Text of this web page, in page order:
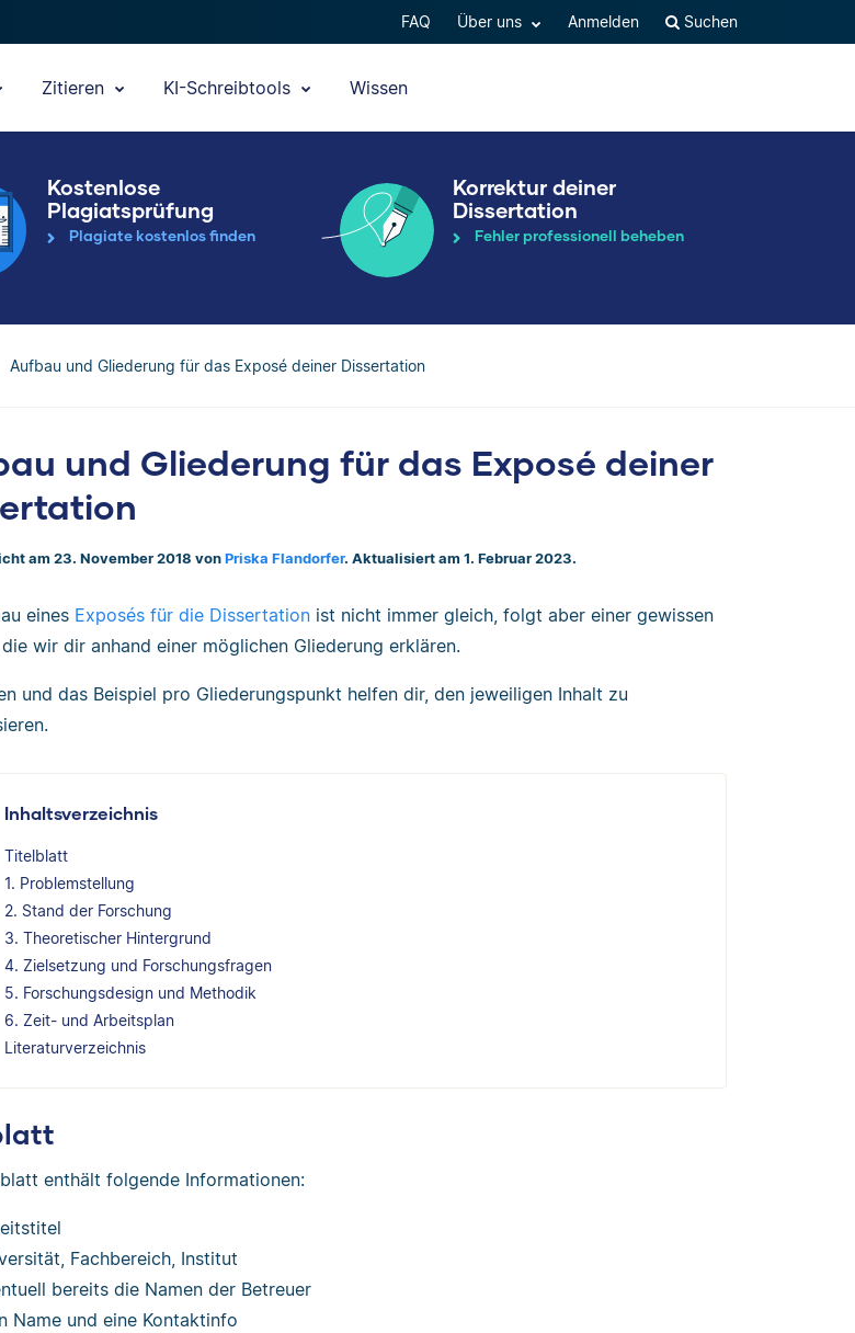
FAQ Über uns Anmelden Suchen
Zitieren KI-Schreibtools Wissen
Kostenlose
Plagiatsprüfung
Plagiate kostenlos finden
Korrektur deiner
Dissertation
Fehler professionell beheben
Aufbau und Gliederung für das Exposé deiner Dissertation
und Gliederung für das Exposé deiner
am 23. November 2018 von Priska Flandorfer. Aktualisiert am 1. Februar 2023.
eines Exposés für die Dissertation ist nicht immer gleich, folgt aber einer gewissen
wir dir anhand einer möglichen Gliederung erklären.
und das Beispiel pro Gliederungspunkt helfen dir, den jeweiligen Inhalt zu
Inhaltsverzeichnis
Titelblatt
1. Problemstellung
2. Stand der Forschung
3. Theoretischer Hintergrund
4. Zielsetzung und Forschungsfragen
5. Forschungsdesign und Methodik
6. Zeit- und Arbeitsplan
Literaturverzeichnis
enthält folgende Informationen:
Fachbereich, Institut
bereits die Namen der Betreuer
Name und eine Kontaktinfo